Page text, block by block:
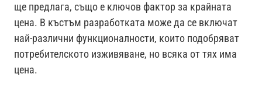
ще предлага, също е ключов фактор за крайната
цена. В къстъм разработката може да се включат
най-различни функционалности, които подобряват
потребителското изживяване, но всяка от тях има
цена.